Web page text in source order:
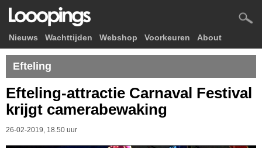
Nieuws Wachttijden Webshop Voorkeuren About
Efteling
Efteling-attractie Carnaval Festival
krijgt camerabewaking
26-02-2019, 18.50 uur